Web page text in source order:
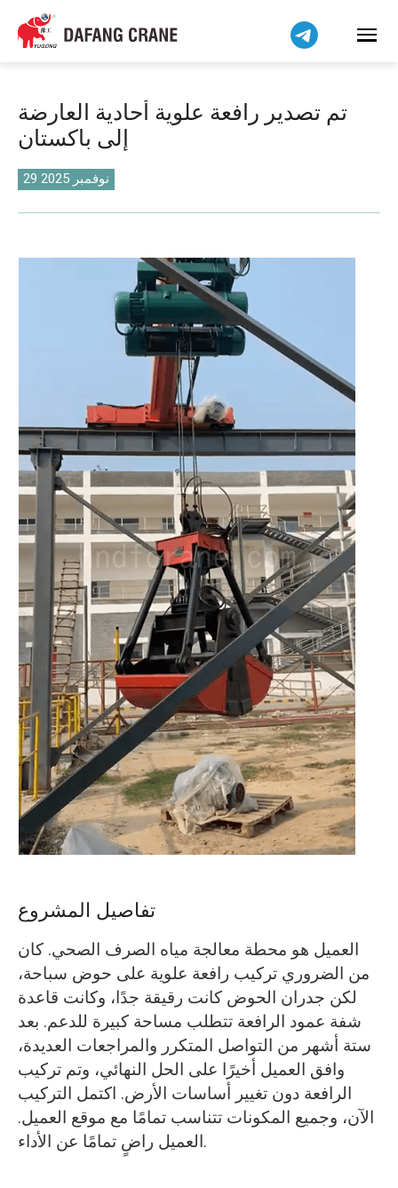
تم تصدير رافعة علوية أحادية العارضة
إلى باكستان
29 نوفمبر 2025
تفاصيل المشروع
العميل هو محطة معالجة مياه الصرف الصحي. كان
من الضروري تركيب رافعة علوية على حوض سباحة،
لكن جدران الحوض كانت رقيقة جدًا، وكانت قاعدة
شفة عمود الرافعة تتطلب مساحة كبيرة للدعم. بعد
ستة أشهر من التواصل المتكرر والمراجعات العديدة،
وافق العميل أخيرًا على الحل النهائي، وتم تركيب
الرافعة دون تغيير أساسات الأرض. اكتمل التركيب
الآن، وجميع المكونات تتناسب تمامًا مع موقع العميل.
العميل راضٍ تمامًا عن الأداء.
Bahasa Indonesia
Bahasa Melayu
বাংলা
فارسی
Pilipino
اردو
Čeština
Беларуская мова
O‘zbekcha